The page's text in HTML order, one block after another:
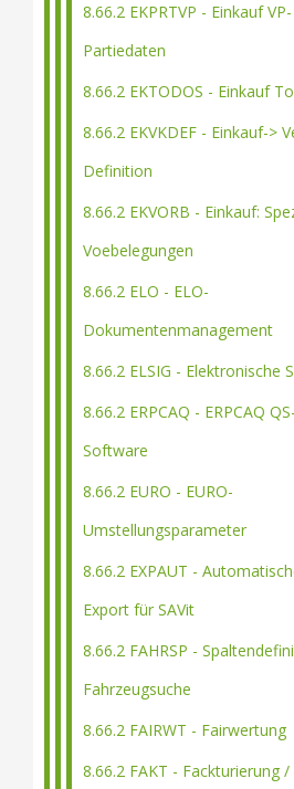
8.66.2 EKPRTVP - Einkauf VP-
Partiedaten
8.66.2 EKTODOS - Einkauf
8.66.2 EKVKDEF - Einkauf->
Definition
8.66.2 EKVORB - Einkauf:
Voebelegungen
8.66.2 ELO - ELO-
Dokumentenmanagement
8.66.2 ELSIG - Elektronische
8.66.2 ERPCAQ - ERPCAQ QS-
Software
8.66.2 EURO - EURO-
Umstellungsparameter
8.66.2 EXPAUT -
Export für SAVit
8.66.2 FAHRSP -
Fahrzeugsuche
8.66.2 FAIRWT - Fairwertung
8.66.2 FAKT - Fackturierung /